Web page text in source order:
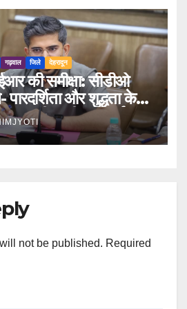
गढ़वाल जिले देहरादून
की समीक्षा: सीडीओ
और शुद्धता के
सूची पुनरीक्षण कार्य
not be published. Required